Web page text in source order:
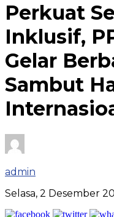
Perkuat
Inklusif,
Gelar
Sambut
admin
Selasa, 2 Desember